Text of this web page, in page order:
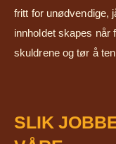
fritt for unødvendige,
innholdet skapes når
skuldrene og tør å
SLIK